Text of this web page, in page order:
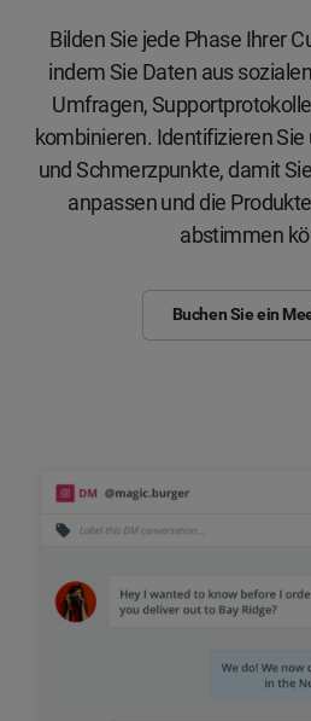
Bilden Sie jede Phase Ihrer
indem Sie Daten aus
Umfragen,
kombinieren. Identifizieren
und Schmerzpunkte, damit
anpassen und die
abstimmen
Buchen Sie ein